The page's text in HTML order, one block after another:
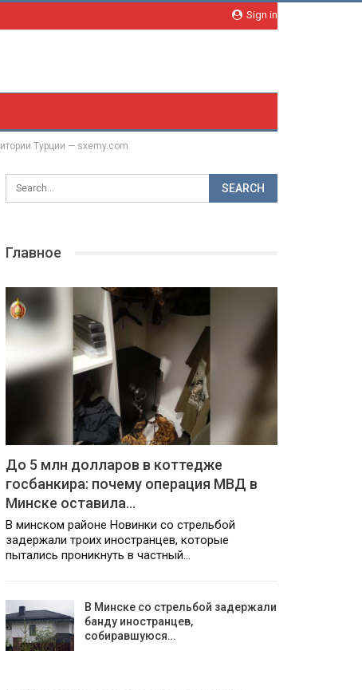
Sign in
Турции — sxemy.com
Главное
До 5 млн долларов в коттедже
госбанкира: почему операция МВД в
Минске оставила…
В минском районе Новинки со стрельбой
задержали троих иностранцев, которые
пытались проникнуть в частный…
В Минске со стрельбой задержали
банду иностранцев,
собиравшуюся…